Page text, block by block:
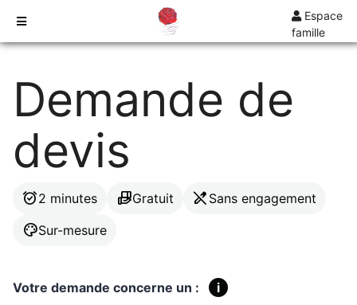
Espace
famille
DEVIS
DÉMARCHES
CRÉMATION / INCINÉRATION
TRANSPORT
AGENCES
Demande de
devis
alarm_on2 minutes hand_packageGratuit edit_off Sans engagement
paletteSur-mesure
Votre demande concerne un : i